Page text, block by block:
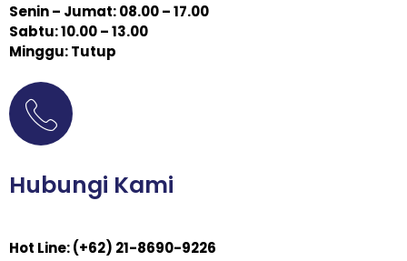
Senin – Jumat: 08.00 – 17.00
Sabtu: 10.00 – 13.00
Minggu: Tutup
Hubungi Kami
Hot Line: (+62) 21-8690-9226